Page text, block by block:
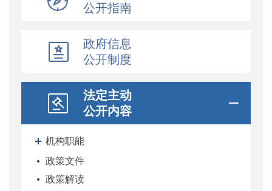
公开指南
政府信息
公开制度
法定主动
公开内容
机构职能
政策文件
政策解读